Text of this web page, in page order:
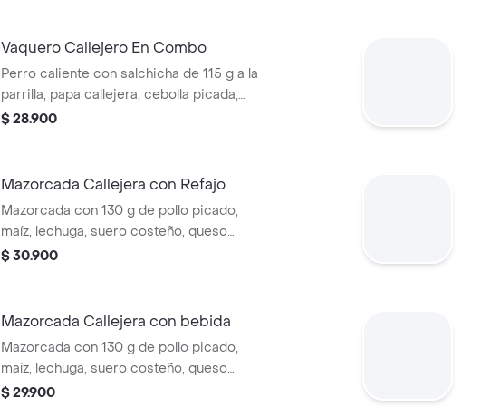
Vaquero Callejero En Combo
Perro caliente con salchicha de 115 g a la
parrilla, papa callejera, cebolla picada,
salsa blanca, salsa de tomate y mostaza
$ 28.900
Mazorcada Callejera con Refajo
Mazorcada con 130 g de pollo picado,
maíz, lechuga, suero costeño, queso
costeño, salsa BBQ, salsa Corral, salsa
$ 30.900
Mazorcada Callejera con bebida
Mazorcada con 130 g de pollo picado,
maíz, lechuga, suero costeño, queso
costeño, salsa BBQ, salsa Corral, salsa
$ 29.900